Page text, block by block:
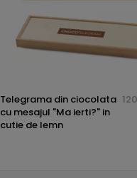
Telegrama din ciocolata
cu mesajul "Ma ierti?" in
cutie de lemn